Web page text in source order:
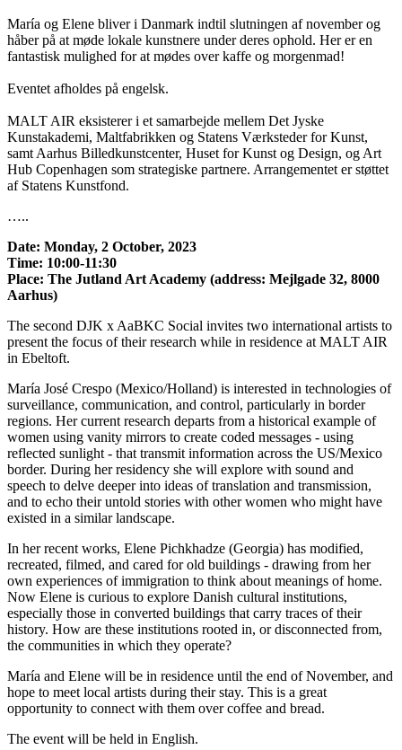
María og Elene bliver i Danmark indtil slutningen af november og
håber på at møde lokale kunstnere under deres ophold. Her er en
fantastisk mulighed for at mødes over kaffe og morgenmad!
Eventet afholdes på engelsk.
MALT AIR eksisterer i et samarbejde mellem Det Jyske
Kunstakademi, Maltfabrikken og Statens Værksteder for Kunst,
samt Aarhus Billedkunstcenter, Huset for Kunst og Design, og Art
Hub Copenhagen som strategiske partnere. Arrangementet er støttet
af Statens Kunstfond.
…..
Date: Monday, 2 October, 2023
Time: 10:00-11:30
Place: The Jutland Art Academy (address: Mejlgade 32, 8000
Aarhus)
The second DJK x AaBKC Social invites two international artists to
present the focus of their research while in residence at MALT AIR
in Ebeltoft.
María José Crespo (Mexico/Holland) is interested in technologies of
surveillance, communication, and control, particularly in border
regions. Her current research departs from a historical example of
women using vanity mirrors to create coded messages - using
reflected sunlight - that transmit information across the US/Mexico
border. During her residency she will explore with sound and
speech to delve deeper into ideas of translation and transmission,
and to echo their untold stories with other women who might have
existed in a similar landscape.
In her recent works, Elene Pichkhadze (Georgia) has modified,
recreated, filmed, and cared for old buildings - drawing from her
own experiences of immigration to think about meanings of home.
Now Elene is curious to explore Danish cultural institutions,
especially those in converted buildings that carry traces of their
history. How are these institutions rooted in, or disconnected from,
the communities in which they operate?
María and Elene will be in residence until the end of November, and
hope to meet local artists during their stay. This is a great
opportunity to connect with them over coffee and bread.
The event will be held in English.